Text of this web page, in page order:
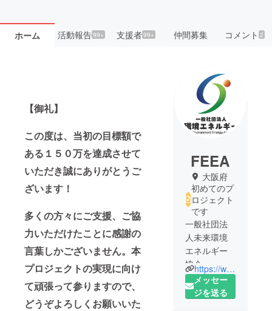
ホーム 活動報告99+ 支援者99+ 仲間募集 コメント2
【御礼】
この度は、当初の目標額で
ある１５０万を達成させて
いただき誠にありがとうご
ざいます！
多くの方々にご支援、ご協
力いただけたことに感謝の
言葉しかございません。本
プロジェクトの実現に向け
て頑張って参りますので、
どうぞよろしくお願いいた
FEEA
大阪府
初めてのプ
ロジェクト
です
一般社団法
人未来環境
エネルギー
協会
地球環境の
改善、災害
https://www.facebook.com/future.association2020
メッセー
ジを送る